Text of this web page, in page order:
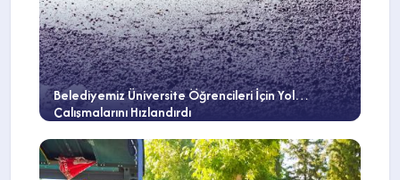
Belediyemiz Üniversite Öğrencileri İçin Yol
Çalışmalarını Hızlandırdı